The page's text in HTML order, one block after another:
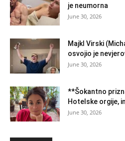
je neumorna
June 30, 2026
Majkl Virski
osvojio je
June 30, 2026
**Šokantno
Hotelske orgije,
June 30, 2026